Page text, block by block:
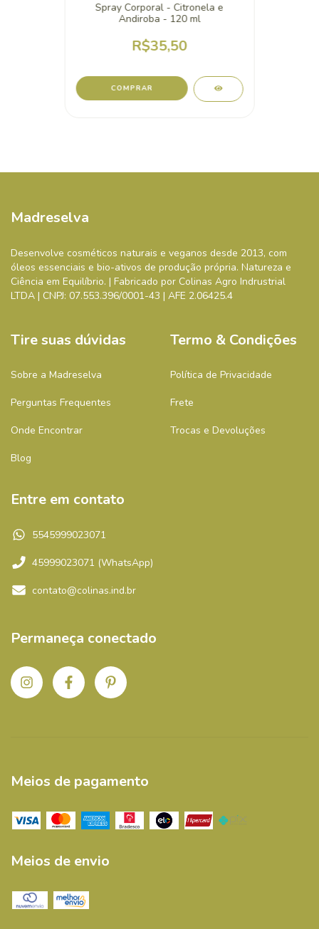
Spray Corporal - Citronela e
Andiroba - 120 ml
R$35,50
Madreselva
Desenvolve cosméticos naturais e veganos desde 2013, com
óleos essenciais e bio-ativos de produção própria. Natureza e
Ciência em Equilíbrio. | Fabricado por Colinas Agro Indrustrial
LTDA | CNPJ: 07.553.396/0001-43 | AFE 2.06425.4
Tire suas dúvidas
Sobre a Madreselva
Perguntas Frequentes
Onde Encontrar
Blog
Termo & Condições
Política de Privacidade
Frete
Trocas e Devoluções
Entre em contato
5545999023071
45999023071 (WhatsApp)
contato@colinas.ind.br
Permaneça conectado
Meios de pagamento
Meios de envio